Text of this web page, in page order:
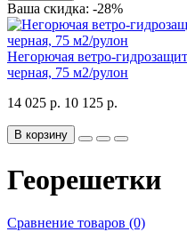
Ваша скидка: -28%
Негорючая ветро-
черная, 75 м2/рулон
14 025 р. 10 125 р.
В корзину
Георешетки
Сравнение товаров (0)